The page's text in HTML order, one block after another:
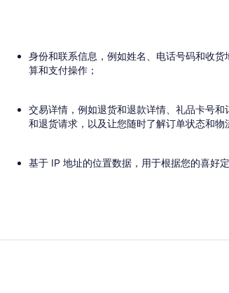
身份和联系信息，例如姓名、电话号码和收
算和支付操作；
交易详情，例如退货和退款详情、礼品卡号
和退货请求，以及让您随时了解订单状态和物
基于 IP 地址的位置数据，用于根据您的喜好